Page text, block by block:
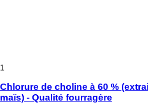
1
Chlorure de choline à 60 %
maïs) - Qualité fourragère